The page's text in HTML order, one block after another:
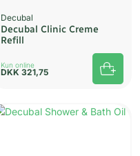
Decubal
Decubal Clinic Creme
Refill
Kun online
DKK 321,75